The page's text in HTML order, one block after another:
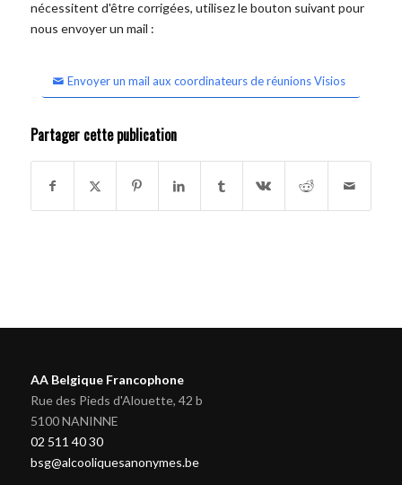
nécessitent d'être corrigées, utilisez le bouton suivant pour
nous envoyer un mail :
Envoyer un mail aux coordinateurs de réunions Visios
Partager cette publication
AA Belgique Francophone
Rue des Pieds d'Alouette, 42 b
5100 NANINNE
02 511 40 30
bsg@alcooliquesanonymes.be